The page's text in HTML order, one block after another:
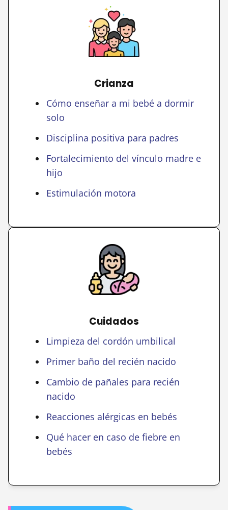
Crianza
Cómo enseñar a mi bebé a dormir
solo
Disciplina positiva para padres
Fortalecimiento del vínculo madre e
hijo
Estimulación motora
Cuidados
Limpieza del cordón umbilical
Primer baño del recién nacido
Cambio de pañales para recién
nacido
Reacciones alérgicas en bebés
Qué hacer en caso de fiebre en
bebés